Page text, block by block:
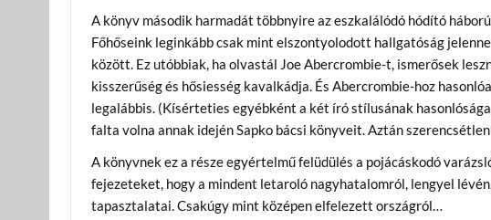
A könyv második harmadát többnyire az eszkalálódó hódító
Főhőseink leginkább csak mint elszontyolodott hallgatóság
között. Ez utóbbiak, ha olvastál Joe Abercrombie-t, ismerősek
kisszerűség és hősiesség kavalkádja. És Abercrombie-hoz
legalábbis. (Kísérteties egyébként a két író stílusának
falta volna annak idején Sapko bácsi könyveit. Aztán
A könyvnek ez a része egyértelmű felüdülés a pojácáskodó
fejezeteket, hogy a mindent letaroló nagyhatalomról, lengyel
tapasztalatai. Csakúgy mint középen elfelezett országról…